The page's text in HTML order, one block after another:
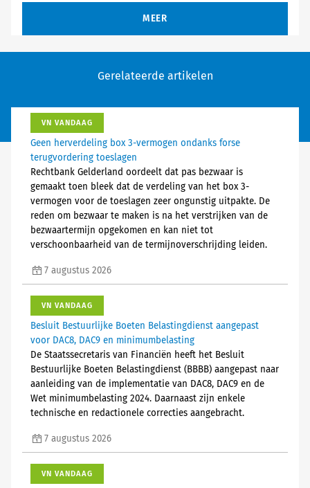
MEER
Gerelateerde artikelen
VN VANDAAG
Geen herverdeling box 3-vermogen ondanks forse
terugvordering toeslagen
Rechtbank Gelderland oordeelt dat pas bezwaar is
gemaakt toen bleek dat de verdeling van het box 3-
vermogen voor de toeslagen zeer ongunstig uitpakte. De
reden om bezwaar te maken is na het verstrijken van de
bezwaartermijn opgekomen en kan niet tot
verschoonbaarheid van de termijnoverschrijding leiden.
7 augustus 2026
VN VANDAAG
Besluit Bestuurlijke Boeten Belastingdienst aangepast
voor DAC8, DAC9 en minimumbelasting
De Staatssecretaris van Financiën heeft het Besluit
Bestuurlijke Boeten Belastingdienst (BBBB) aangepast naar
aanleiding van de implementatie van DAC8, DAC9 en de
Wet minimumbelasting 2024. Daarnaast zijn enkele
technische en redactionele correcties aangebracht.
7 augustus 2026
VN VANDAAG